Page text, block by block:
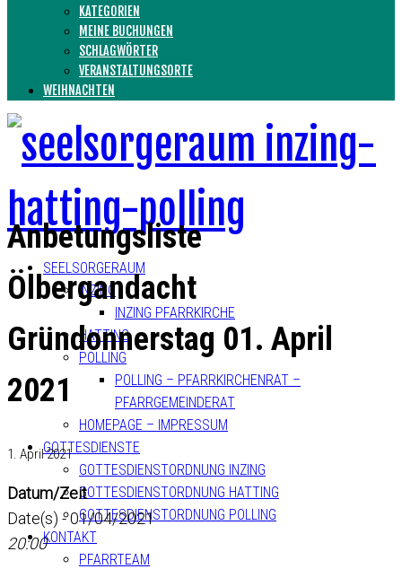
KATEGORIEN
MEINE BUCHUNGEN
SCHLAGWÖRTER
VERANSTALTUNGSORTE
WEIHNACHTEN
SEELSORGERAUM
INZING
INZING PFARRKIRCHE
HATTING
POLLING
POLLING – PFARRKIRCHENRAT –
PFARRGEMEINDERAT
HOMEPAGE – IMPRESSUM
GOTTESDIENSTE
GOTTESDIENSTORDNUNG INZING
GOTTESDIENSTORDNUNG HATTING
GOTTESDIENSTORDNUNG POLLING
KONTAKT
PFARRTEAM
Anbetungsliste
Ölbergandacht
Gründonnerstag 01. April
2021
1. April 2021
Datum/Zeit
Date(s) - 01/04/2021
20:00